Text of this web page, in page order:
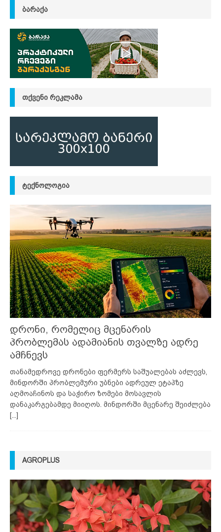
ᲑᲐᲠᲐᲥᲐ
ᲗᲥᲕᲔᲜᲘ ᲠᲔᲙᲚᲐᲛᲐ
ᲢᲔᲥᲜᲝᲚᲝᲒᲘᲐ
დრონი, რომელიც მცენარის
პრობლემას ადამიანის თვალზე ადრე
ამჩნევს
თანამედროვე დრონები ფერმერს საშუალებას აძლევს,
მინდორში პრობლემური უბნები ადრეულ ეტაპზე
აღმოაჩინოს და საჭირო ზომები მოსავლის
დანაკარგებამდე მიიღოს. მინდორში მცენარე შეიძლება
[...]
AGROPLUS